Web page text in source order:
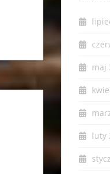
maj
luty